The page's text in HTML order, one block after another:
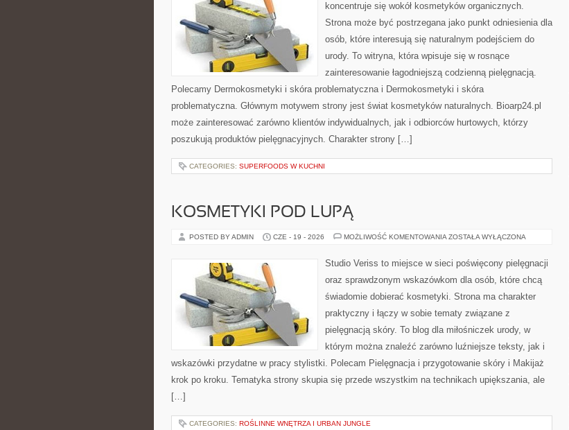
koncentruje się wokół kosmetyków organicznych.
Strona może być postrzegana jako punkt odniesienia dla
osób, które interesują się naturalnym podejściem do
urody. To witryna, która wpisuje się w rosnące
zainteresowanie łagodniejszą codzienną pielęgnacją.
Polecamy Dermokosmetyki i skóra problematyczna i Dermokosmetyki i skóra
problematyczna. Głównym motywem strony jest świat kosmetyków naturalnych. Bioarp24.pl
może zainteresować zarówno klientów indywidualnych, jak i odbiorców hurtowych, którzy
poszukują produktów pielęgnacyjnych. Charakter strony […]
CATEGORIES: SUPERFOODS W KUCHNI
KOSMETYKI POD LUPĄ
POSTED BY ADMIN CZE - 19 - 2026 MOŻLIWOŚĆ KOMENTOWANIA KOSMETYKI
ZOSTAŁA WYŁĄCZONA
Studio Veriss to miejsce w sieci poświęcony pielęgnacji
oraz sprawdzonym wskazówkom dla osób, które chcą
świadomie dobierać kosmetyki. Strona ma charakter
praktyczny i łączy w sobie tematy związane z
pielęgnacją skóry. To blog dla miłośniczek urody, w
którym można znaleźć zarówno luźniejsze teksty, jak i
wskazówki przydatne w pracy stylistki. Polecam Pielęgnacja i przygotowanie skóry i Makijaż
krok po kroku. Tematyka strony skupia się przede wszystkim na technikach upiększania, ale
[…]
CATEGORIES: ROŚLINNE WNĘTRZA I URBAN JUNGLE